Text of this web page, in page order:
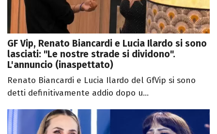
GF Vip, Renato Biancardi e Lucia Ilardo si sono
lasciati: "Le nostre strade si dividono".
L'annuncio (inaspettato)
Renato Biancardi e Lucia Ilardo del GfVip si sono
detti definitivamente addio dopo u...